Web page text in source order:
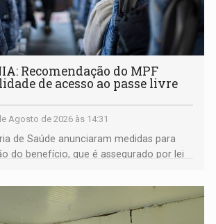
Recomendação do MPF
de acesso ao passe livre
Agosto de 2026 às 14:31
de Saúde anunciaram medidas para
do benefício, que é assegurado por lei